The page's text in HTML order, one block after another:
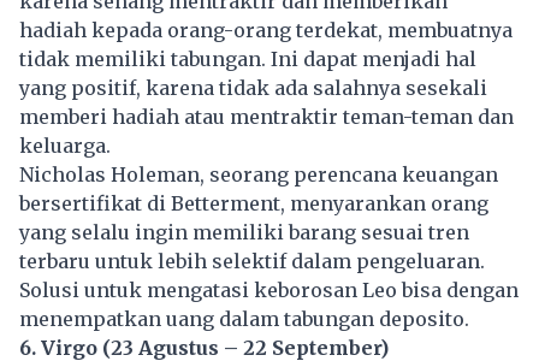
hadiah kepada orang-orang terdekat, membuatnya
tidak memiliki tabungan. Ini dapat menjadi hal
yang positif, karena tidak ada salahnya sesekali
memberi hadiah atau mentraktir teman-teman dan
keluarga.
Nicholas Holeman, seorang perencana keuangan
bersertifikat di Betterment, menyarankan orang
yang selalu ingin memiliki barang sesuai tren
terbaru untuk lebih selektif dalam pengeluaran.
Solusi untuk mengatasi keborosan Leo bisa dengan
menempatkan uang dalam tabungan deposito.
6. Virgo (23 Agustus – 22 September)